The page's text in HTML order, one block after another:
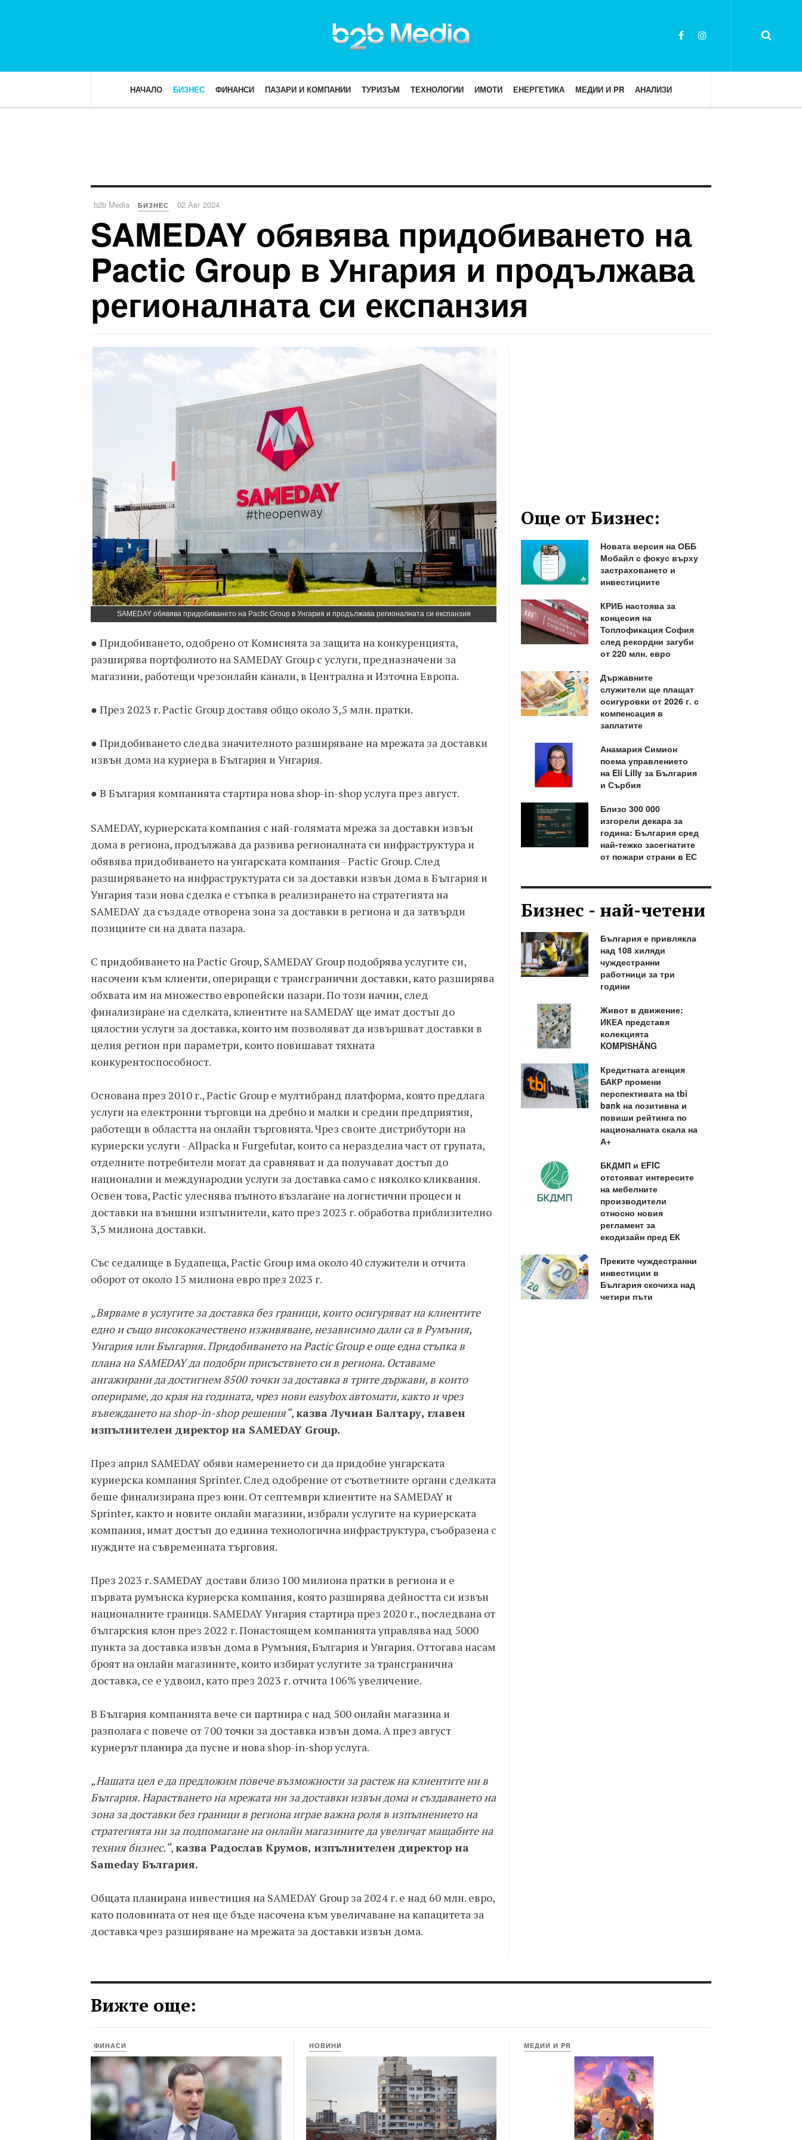
НАЧАЛО БИЗНЕС ФИНАНСИ ПАЗАРИ И КОМПАНИИ ТУРИЗЪМ ТЕХНОЛОГИИ ИМОТИ ЕНЕРГЕТИКА МЕДИИ И PR АНАЛИЗИ
b2b Media БИЗНЕС 02 Авг 2024
SAMEDAY обявява придобиването на
Pactic Group в Унгария и продължава
регионалната си експанзия
SAMEDAY обявява придобиването на Pactic Group в Унгария и продължава регионалната си експанзия
● Придобиването, одобрено от Комисията за защита на конкуренцията,
разширява портфолиото на SAMEDAY Group с услуги, предназначени за
магазини, работещи чрезонлайн канали, в Централна и Източна Европа.
● През 2023 г. Pactic Group доставя общо около 3,5 млн. пратки.
● Придобиването следва значителното разширяване на мрежата за доставки
извън дома на куриера в България и Унгария.
● В България компанията стартира нова shop-in-shop услуга през август.
SAMEDAY, куриерската компания с най-голямата мрежа за доставки извън
дома в региона, продължава да развива регионалната си инфраструктура и
обявява придобиването на унгарската компания - Pactic Group. След
разширяването на инфраструктурата си за доставки извън дома в България и
Унгария тази нова сделка е стъпка в реализирането на стратегията на
SAMEDAY да създаде отворена зона за доставки в региона и да затвърди
позициите си на двата пазара.
С придобиването на Pactic Group, SAMEDAY Group подобрява услугите си,
насочени към клиенти, опериращи с трансгранични доставки, като разширява
обхвата им на множество европейски пазари. По този начин, след
финализиране на сделката, клиентите на SAMEDAY ще имат достъп до
цялостни услуги за доставка, които им позволяват да извършват доставки в
целия регион при параметри, които повишават тяхната
конкурентоспособност.
Основана през 2010 г., Pactic Group е мултибранд платформа, която предлага
услуги на електронни търговци на дребно и малки и средни предприятия,
работещи в областта на онлайн търговията. Чрез своите дистрибутори на
куриерски услуги - Allpacka и Furgefutar, които са неразделна част от групата,
отделните потребители могат да сравняват и да получават достъп до
национални и международни услуги за доставка само с няколко кликвания.
Освен това, Pactic улеснява пълното възлагане на логистични процеси и
доставки на външни изпълнители, като през 2023 г. обработва приблизително
3,5 милиона доставки.
Със седалище в Будапеща, Pactic Group има около 40 служители и отчита
оборот от около 15 милиона евро през 2023 г.
„Вярваме в услугите за доставка без граници, които осигуряват на клиентите
едно и също висококачествено изживяване, независимо дали са в Румъния,
Унгария или България. Придобиването на Pactic Group е още една стъпка в
плана на SAMEDAY да подобри присъствието си в региона. Оставаме
ангажирани да достигнем 8500 точки за доставка в трите държави, в които
оперираме, до края на годината, чрез нови easybox автомати, както и чрез
въвеждането на shop-in-shop решения“,казва Лучиан Балтару, главен
изпълнителен директор на SAMEDAY Group.
През април SAMEDAY обяви намерението си да придобие унгарската
куриерска компания Sprinter. След одобрение от съответните органи сделката
беше финализирана през юни. От септември клиентите на SAMEDAY и
Sprinter, както и новите онлайн магазини, избрали услугите на куриерската
компания, имат достъп до единна технологична инфраструктура, съобразена с
нуждите на съвременната търговия.
През 2023 г. SAMEDAY достави близо 100 милиона пратки в региона и е
първата румънска куриерска компания, която разширява дейността си извън
националните граници. SAMEDAY Унгария стартира през 2020 г., последвана от
българския клон през 2022 г. Понастоящем компанията управлява над 5000
пункта за доставка извън дома в Румъния, България и Унгария. Оттогава насам
броят на онлайн магазините, които избират услугите за трансгранична
доставка, се е удвоил, като през 2023 г. отчита 106% увеличение.
В България компанията вече си партнира с над 500 онлайн магазина и
разполага с повече от 700 точки за доставка извън дома. А през август
куриерът планира да пусне и нова shop-in-shop услуга.
„Нашата цел е да предложим повече възможности за растеж на клиентите ни в
България. Нарастването на мрежата ни за доставки извън дома и създаването на
зона за доставки без граници в региона играе важна роля в изпълнението на
стратегията ни за подпомагане на онлайн магазините да увеличат мащабите на
техния бизнес.“,казва Радослав Крумов, изпълнителен директор на
Sameday България.
Общата планирана инвестиция на SAMEDAY Group за 2024 г. е над 60 млн. евро,
като половината от нея ще бъде насочена към увеличаване на капацитета за
доставка чрез разширяване на мрежата за доставки извън дома.
Още от Бизнес:
Новата версия на ОББ
Мобайл с фокус върху
застраховането и
инвестициите
КРИБ настоява за
концесия на
Топлофикация София
след рекордни загуби
от 220 млн. евро
Държавните
служители ще плащат
осигуровки от 2026 г. с
компенсация в
заплатите
Анамария Симион
поема управлението
на Eli Lilly за България
и Сърбия
Близо 300 000
изгорели декара за
година: България сред
най-тежко засегнатите
от пожари страни в ЕС
Бизнес - най-четени
България е привлякла
над 108 хиляди
чуждестранни
работници за три
години
Живот в движение:
ИКЕА представя
колекцията
KOMPISHÄNG
Кредитната агенция
БАКР промени
перспективата на tbi
bank на позитивна и
повиши рейтинга по
националната скала на
А+
БКДМП и ЕFIC
отстояват интересите
на мебелните
производители
относно новия
регламент за
екодизайн пред ЕК
Преките чуждестранни
инвестиции в
България скочиха над
четири пъти
Вижте още:
ФИНАСИ НОВИНИ МЕДИИ И PR